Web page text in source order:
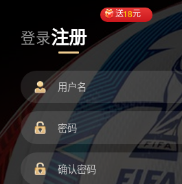
登录注册
送18元